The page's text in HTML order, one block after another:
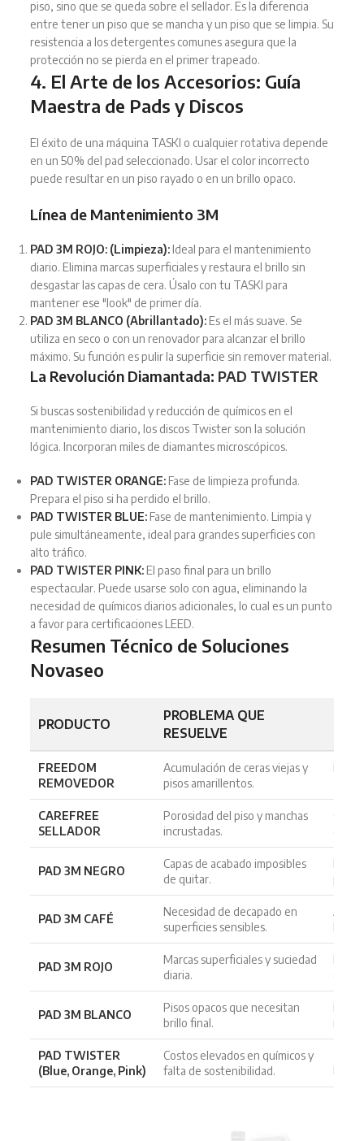
piso, sino que se queda sobre el sellador. Es la diferencia
entre tener un piso que se mancha y un piso que se limpia. Su
resistencia a los detergentes comunes asegura que la
protección no se pierda en el primer trapeado.
4. El Arte de los Accesorios: Guía
Maestra de Pads y Discos
El éxito de una máquina TASKI o cualquier rotativa depende
en un 50% del pad seleccionado. Usar el color incorrecto
puede resultar en un piso rayado o en un brillo opaco.
Línea de Mantenimiento 3M
PAD 3M ROJO: (Limpieza):Ideal para el mantenimiento
diario. Elimina marcas superficiales y restaura el brillo sin
desgastar las capas de cera. Úsalo con tu TASKI para
mantener ese "look" de primer día.
PAD 3M BLANCO (Abrillantado):Es el más suave. Se
utiliza en seco o con un renovador para alcanzar el brillo
máximo. Su función es pulir la superficie sin remover material.
La Revolución Diamantada: PAD TWISTER
Si buscas sostenibilidad y reducción de químicos en el
mantenimiento diario, los discos Twister son la solución
lógica. Incorporan miles de diamantes microscópicos.
PAD TWISTER ORANGE:Fase de limpieza profunda.
Prepara el piso si ha perdido el brillo.
PAD TWISTER BLUE:Fase de mantenimiento. Limpia y
pule simultáneamente, ideal para grandes superficies con
alto tráfico.
PAD TWISTER PINK:El paso final para un brillo
espectacular. Puede usarse solo con agua, eliminando la
necesidad de químicos diarios adicionales, lo cual es un punto
a favor para certificaciones LEED.
Resumen Técnico de Soluciones
Novaseo
PRODUCTO
PROBLEMA QUE
RESUELVE
FREEDOM
REMOVEDOR
Acumulación de ceras viejas y
pisos amarillentos.
CAREFREE
SELLADOR
Porosidad del piso y manchas
incrustadas.
PAD 3M NEGRO
Capas de acabado imposibles
de quitar.
PAD 3M CAFÉ
Necesidad de decapado en
superficies sensibles.
PAD 3M ROJO
Marcas superficiales y suciedad
diaria.
PAD 3M BLANCO
Pisos opacos que necesitan
brillo final.
PAD TWISTER
(Blue, Orange, Pink)
Costos elevados en químicos y
falta de sostenibilidad.